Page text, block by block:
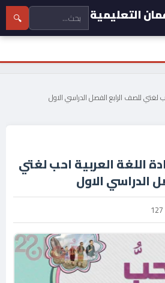
التعليمية 🔍
لغتي للصف الرابع الفصل الدراسي الاول
اللغة العربية احب لغتي
الدراسي الاول